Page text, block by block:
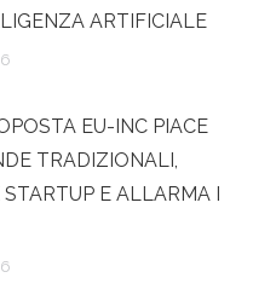
ARTIFICIALE
EU-INC PIACE
TRADIZIONALI,
E ALLARMA I